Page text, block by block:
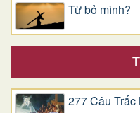
Từ bỏ mình?
277 Câu Trắc